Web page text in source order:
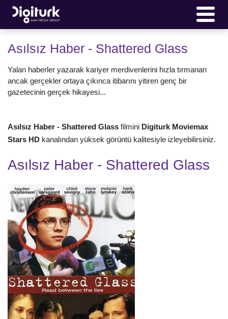
Asılsız Haber - Shattered Glass
Yalan haberler yazarak kariyer merdivenlerini hızla tırmanan
ancak gerçekler ortaya çıkınca itibarını yitiren genç bir
gazetecinin gerçek hikayesi...
Asılsız Haber - Shattered Glass filmini Digiturk Moviemax
Stars HD kanalından yüksek görüntü kalitesiyle izleyebilirsiniz.
Asılsız Haber - Shattered Glass